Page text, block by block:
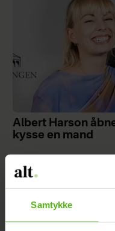
Samtykke
Albert Harson
kysse en mand